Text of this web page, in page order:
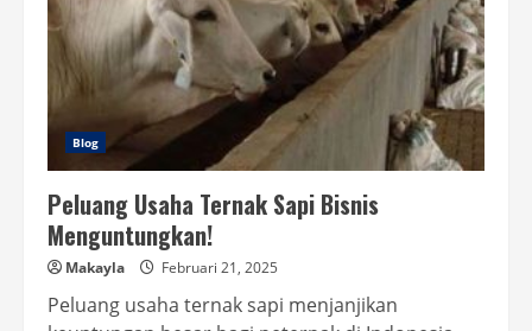
Blog
Peluang Usaha Ternak Sapi Bisnis
Menguntungkan!
Makayla Februari 21, 2025
Peluang usaha ternak sapi menjanjikan